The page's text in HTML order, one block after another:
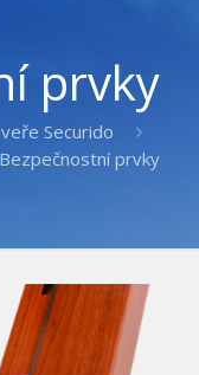
prvky
Securido
Bezpečnostní prvky